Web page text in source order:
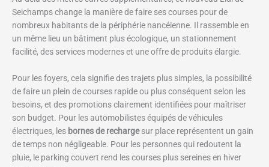
Seichamps change la manière de faire ses courses pour de
nombreux habitants de la périphérie nancéienne. Il rassemble en
un même lieu un bâtiment plus écologique, un stationnement
facilité, des services modernes et une offre de produits élargie.
Pour les foyers, cela signifie des trajets plus simples, la possibilité
de faire un plein de courses rapide ou plus conséquent selon les
besoins, et des promotions clairement identifiées pour maîtriser
son budget. Pour les automobilistes équipés de véhicules
électriques, les bornes de rechargesur place représentent un gain
de temps non négligeable. Pour les personnes qui redoutent la
pluie, le parking couvert rend les courses plus sereines en hiver